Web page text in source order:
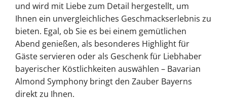
und wird mit Liebe zum Detail hergestellt, um
Ihnen ein unvergleichliches Geschmackserlebnis zu
bieten. Egal, ob Sie es bei einem gemütlichen
Abend genießen, als besonderes Highlight für
Gäste servieren oder als Geschenk für Liebhaber
bayerischer Köstlichkeiten auswählen – Bavarian
Almond Symphony bringt den Zauber Bayerns
direkt zu Ihnen.